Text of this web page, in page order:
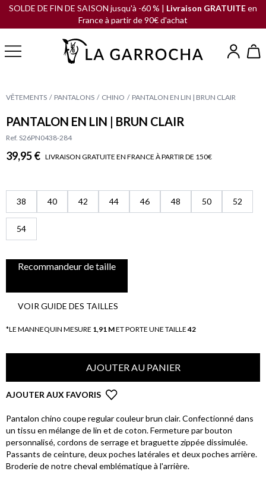
SOLDE DE FIN DE SAISON jusqu'à -60 % | Livraison GRATUITEen
France à partir de 90€ d'achat
VÊTEMENTS PANTALONS CHINO PANTALON EN LIN | BRUN CLAIR
PANTALON EN LIN | BRUN CLAIR
Ref. S26PN0438-284
39,95 € LIVRAISON GRATUITE EN FRANCE À PARTIR DE 150€
38 40 42 44 46 48 50 52
54
Recommandeur de taille
VOIR GUIDE DES TAILLES
*LE MANNEQUIN MESURE 1,91 MET PORTE UNE TAILLE42
AJOUTER AU PANIER
AJOUTER AUX FAVORIS
Pantalon chino coupe regular couleur brun clair. Confectionné dans
un tissu en mélange de lin et de coton. Fermeture par bouton
personnalisé, cordons de serrage et braguette zippée dissimulée.
Passants de ceinture, deux poches latérales et deux poches arrière.
Broderie de notre cheval emblématique à l'arrière.